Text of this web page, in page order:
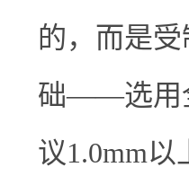
的，而是
础——选用
议1.0mm